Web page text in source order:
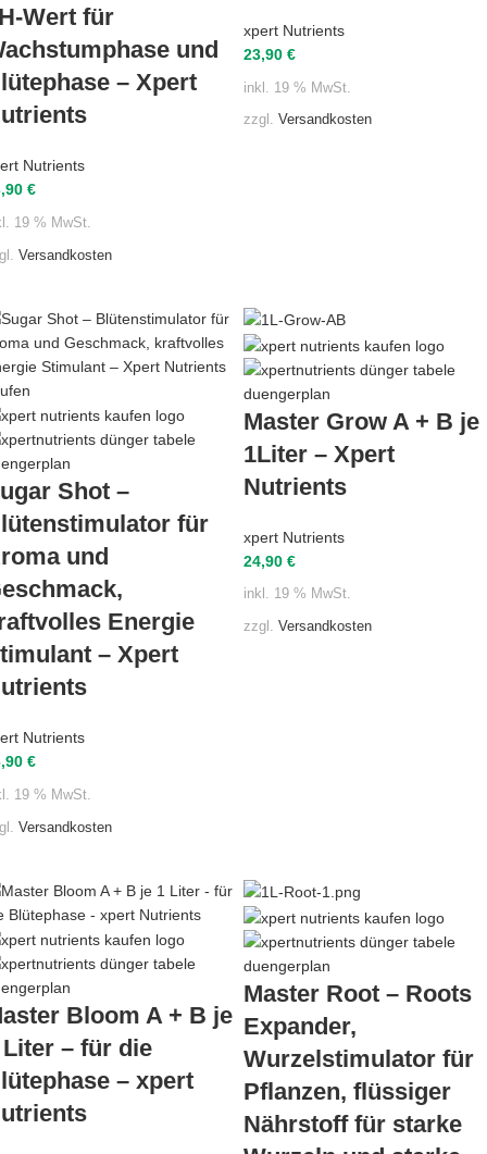
Wert für
und
– Xpert
Nutrients
€
19 % MwSt.
Versandkosten
xpert Nutrients
23,90 €
inkl. 19 % MwSt.
zzgl. Versandkosten
Shot –
für
und
Energie
– Xpert
Nutrients
€
19 % MwSt.
Versandkosten
Master Grow A + B je
1Liter – Xpert
Nutrients
xpert Nutrients
24,90 €
inkl. 19 % MwSt.
zzgl. Versandkosten
Bloom A + B je
– für die
– xpert
Master Root – Roots
Expander,
Wurzelstimulator für
Pflanzen, flüssiger
Nährstoff für starke